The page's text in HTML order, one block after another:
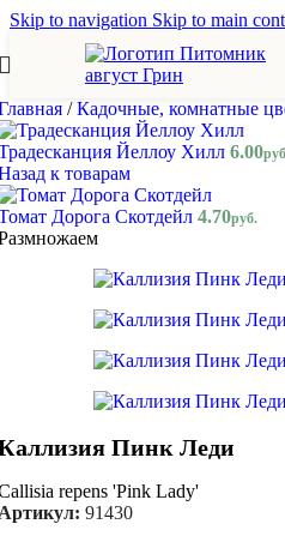
Skip to navigation Skip to main
/ Кадочные, комнатные
Йеллоу Хилл 6.00
к товарам
Дорога Скотдейл 4.70руб.
Пинк Леди
repens 'Pink Lady'
91430